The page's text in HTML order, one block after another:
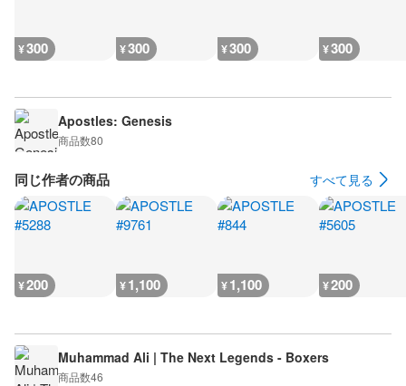
¥300 ¥300 ¥300 ¥300
Apostles: Genesis
商品数80
同じ作者の商品 すべて見る
¥200 ¥1,100 ¥1,100 ¥200
Muhammad Ali | The Next Legends - Boxers
商品数46